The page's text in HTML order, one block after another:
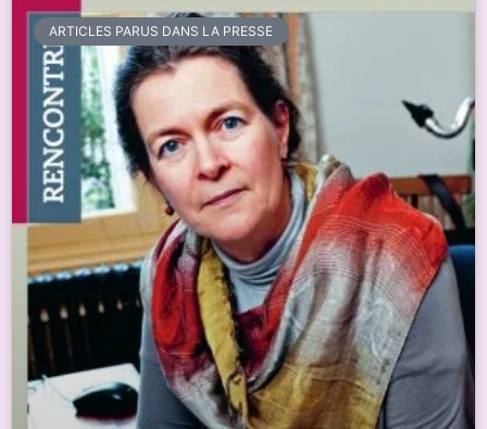
ARTICLES PARUS DANS LA PRESSE